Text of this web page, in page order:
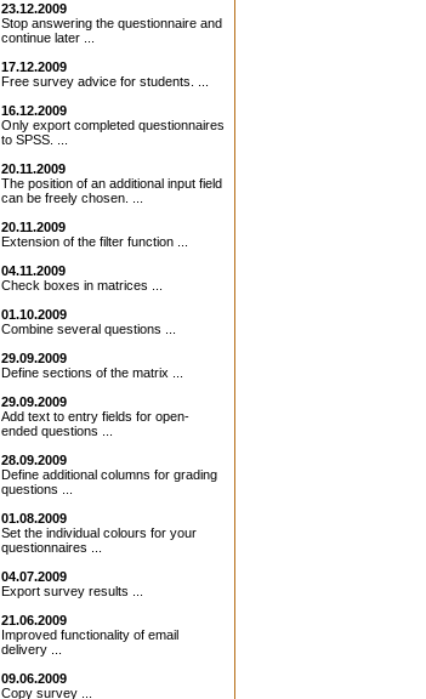
23.12.2009
Stop answering the questionnaire and
continue later ...
17.12.2009
Free survey advice for students. ...
16.12.2009
Only export completed questionnaires
to SPSS. ...
20.11.2009
The position of an additional input field
can be freely chosen. ...
20.11.2009
Extension of the filter function ...
04.11.2009
Check boxes in matrices ...
01.10.2009
Combine several questions ...
29.09.2009
Define sections of the matrix ...
29.09.2009
Add text to entry fields for open-
ended questions ...
28.09.2009
Define additional columns for grading
questions ...
01.08.2009
Set the individual colours for your
questionnaires ...
04.07.2009
Export survey results ...
21.06.2009
Improved functionality of email
delivery ...
09.06.2009
Copy survey ...